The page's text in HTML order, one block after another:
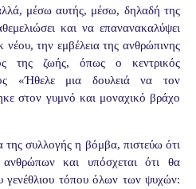
μέσω αυτής, μέσω, δηλαδή της
και να επανανακαλύψει
νέου, την εμβέλεια της ανθρώπινης
της ζωής, όπως ο κεντρικός
«Ήθελε μια δουλειά να τον
στον γυμνό και μοναχικό βράχο
συλλογής η βόμβα, πιστεύω ότι
και υπόσχεται ότι θα
γενέθλιου τόπου όλων των ψυχών: